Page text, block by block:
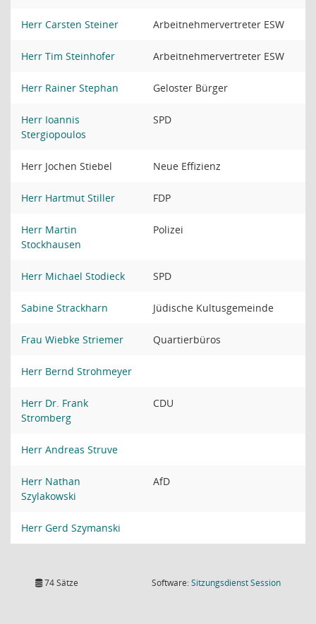
Herr Carsten Steiner Arbeitnehmervertreter ESW
Herr Tim Steinhofer Arbeitnehmervertreter ESW
Herr Rainer Stephan Geloster Bürger
Herr Ioannis
Stergiopoulos
SPD
Herr Jochen Stiebel Neue Effizienz
Herr Hartmut Stiller FDP
Herr Martin
Stockhausen
Polizei
Herr Michael Stodieck SPD
Sabine Strackharn Jüdische Kultusgemeinde
Frau Wiebke Striemer Quartierbüros
Herr Bernd Strohmeyer
Herr Dr. Frank
Stromberg
CDU
Herr Andreas Struve
Herr Nathan
Szylakowski
AfD
Herr Gerd Szymanski
74 Sätze Software:SitzungsdienstSession(Wird in